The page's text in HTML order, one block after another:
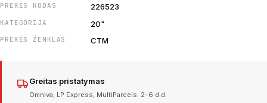
PREKĖS KODAS 226523
KATEGORIJA 20"
PREKĖS ŽENKLAS CTM
Greitas pristatymas
Omniva, LP Express, MultiParcels. 2–6 d.d.